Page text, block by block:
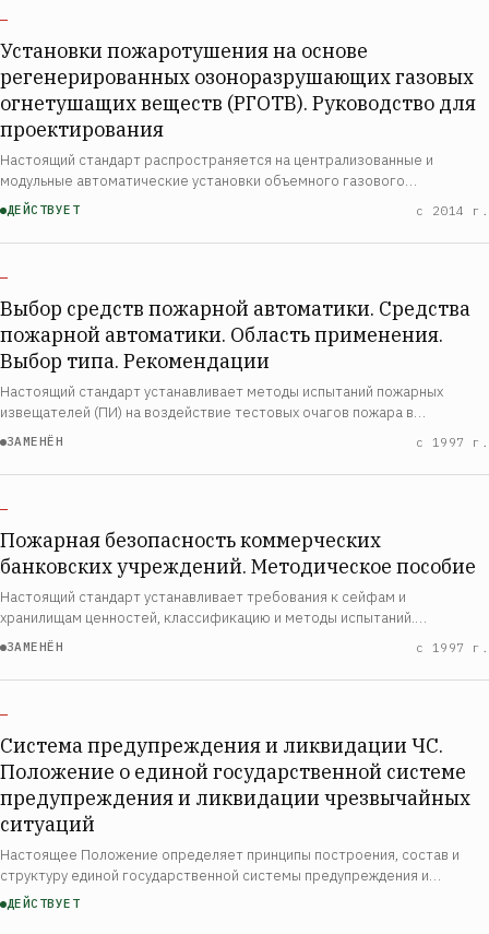
—
Установки пожаротушения на основе
регенерированных озоноразрушающих газовых
огнетушащих веществ (РГОТВ). Руководство для
проектирования
Настоящий стандарт распространяется на централизованные и
модульные автоматические установки объемного газового
пожаротушения (далее - установки) и устанавливает общие
технические требования к установкам и методы их испы…
ДЕЙСТВУЕТ с 2014 г.
—
Выбор средств пожарной автоматики. Средства
пожарной автоматики. Область применения.
Выбор типа. Рекомендации
Настоящий стандарт устанавливает методы испытаний пожарных
извещателей (ПИ) на воздействие тестовых очагов пожара в
стандартном испытательном помещении, а также критерии оценки
ЗАМЕНЁН с 1997 г.
—
Пожарная безопасность коммерческих
банковских учреждений. Методическое пособие
Настоящий стандарт устанавливает требования к сейфам и
хранилищам ценностей, классификацию и методы испытаний.
Настоящий стандарт распространяется на вновь разрабатываемые,
ЗАМЕНЁН с 1997 г.
—
Система предупреждения и ликвидации ЧС.
Положение о единой государственной системе
предупреждения и ликвидации чрезвычайных
ситуаций
Настоящее Положение определяет принципы построения, состав и
структуру единой государственной системы предупреждения и
ликвидации чрезвычайных ситуаций (РСЧС), а также порядок её
ДЕЙСТВУЕТ